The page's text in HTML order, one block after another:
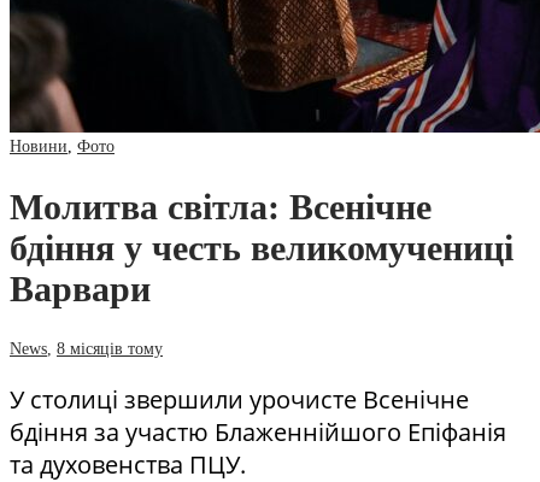
Новини Фото
Молитва світла: Всенічне
бдіння у честь великомучениці
Варвари
News 8 місяців тому
У столиці звершили урочисте Всенічне
бдіння за участю Блаженнійшого Епіфанія
та духовенства ПЦУ.